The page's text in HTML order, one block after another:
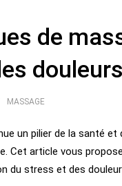
de
MASSAGE
un pilier de la santé
Cet article vous
du stress et des